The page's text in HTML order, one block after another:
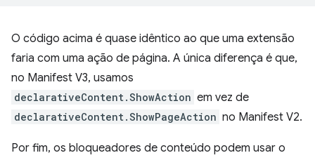
O código acima é quase idêntico ao que uma extensão
faria com uma ação de página. A única diferença é que,
no Manifest V3, usamos
declarativeContent.ShowAction em vez de
declarativeContent.ShowPageAction no Manifest V2.
Por fim, os bloqueadores de conteúdo podem usar o